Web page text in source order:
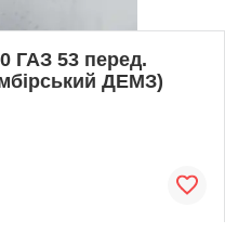
ГАЗ 53 перед.
ДЕМЗ)